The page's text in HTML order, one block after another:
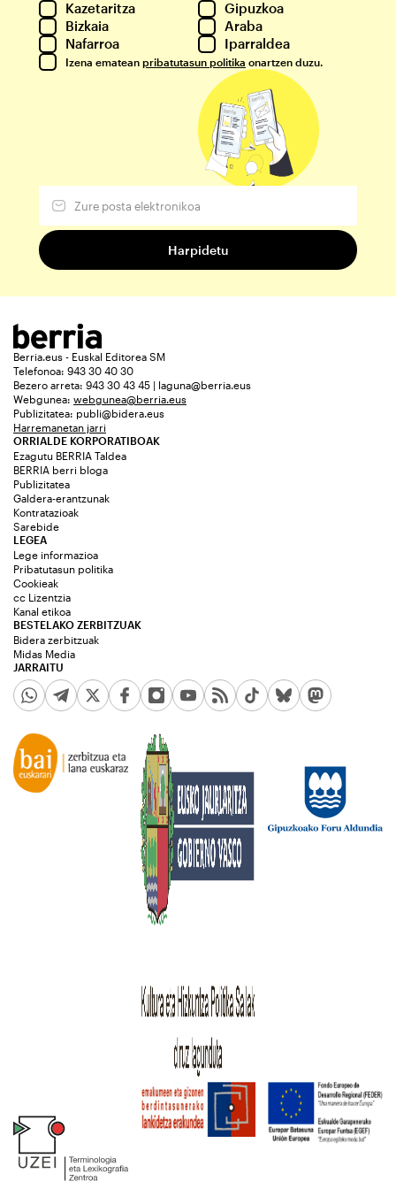
Kazetaritza
Gipuzkoa
Bizkaia
Araba
Nafarroa
Iparraldea
Izena ematean pribatutasun politika onartzen duzu.
Berria.eus - Euskal Editorea SM
Telefonoa: 943 30 40 30
Bezero arreta: 943 30 43 45 | laguna@berria.eus
Webgunea: webgunea@berria.eus
Publizitatea: publi@bidera.eus
Harremanetan jarri
ORRIALDE KORPORATIBOAK
Ezagutu BERRIA Taldea
BERRIA berri bloga
Publizitatea
Galdera-erantzunak
Kontratazioak
Sarebide
JARRAITU
LEGEA
Lege informazioa
Pribatutasun politika
Cookieak
cc Lizentzia
Kanal etikoa
BESTELAKO ZERBITZUAK
Bidera zerbitzuak
Midas Media